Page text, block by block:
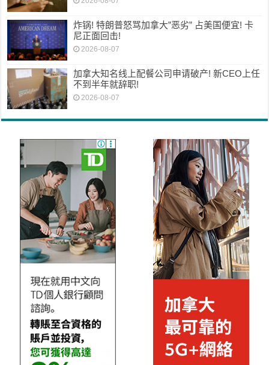
炸锅! 特朗普怒骂加拿大”恶劣” 占美国便宜! 卡
尼正面回击!
2026-08-07
加拿大知名线上配餐公司申请破产! 新CEO上任
不到半年就辞职!
2026-08-07